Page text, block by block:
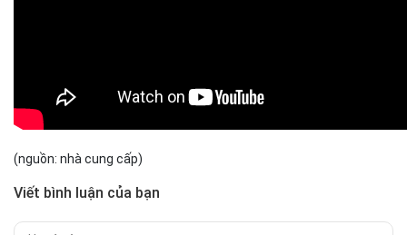
(nguồn: nhà cung cấp)
Viết bình luận của bạn